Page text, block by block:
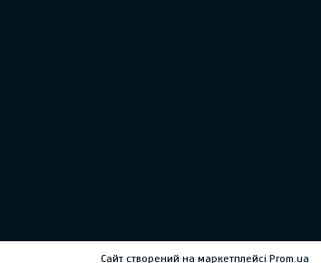
Сайт створений на маркетплейсі Prom.ua